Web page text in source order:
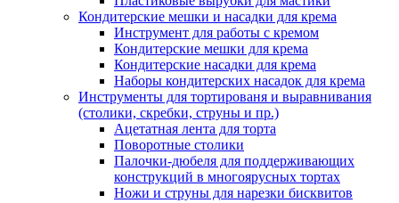
Кондитерские мешки и насадки для крема
Инструмент для работы с кремом
Кондитерские мешки для крема
Кондитерские насадки для крема
Наборы кондитерских насадок для крема
Инструменты для тортированя и выравнивания
(столики, скребки, струны и пр.)
Ацетатная лента для торта
Поворотные столики
Палочки-дюбеля для поддерживающих
конструкций в многоярусных тортах
Ножи и струны для нарезки бисквитов